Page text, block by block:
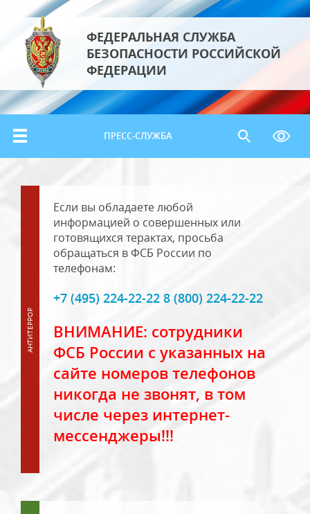
ФЕДЕРАЛЬНАЯ СЛУЖБА
БЕЗОПАСНОСТИ РОССИЙСКОЙ
ФЕДЕРАЦИИ
ПРЕСС-СЛУЖБА
Если вы обладаете любой
информацией о совершенных или
готовящихся терактах, просьба
обращаться в ФСБ России по
телефонам:
+7 (495) 224-22-22 8 (800) 224-22-22
ВНИМАНИЕ: сотрудники
ФСБ России с указанных на
сайте номеров телефонов
никогда не звонят, в том
числе через интернет-
мессенджеры!!!